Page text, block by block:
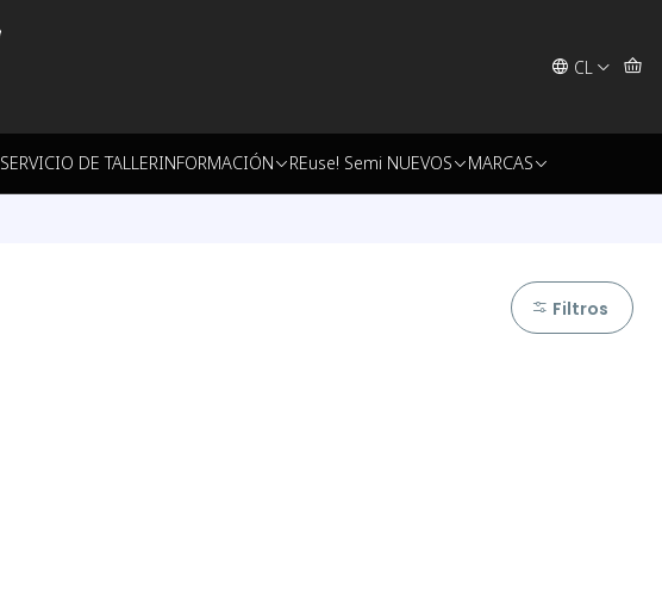
CL
SERVICIO DE TALLERINFORMACIÓN REuse! Semi NUEVOS MARCAS
Filtros